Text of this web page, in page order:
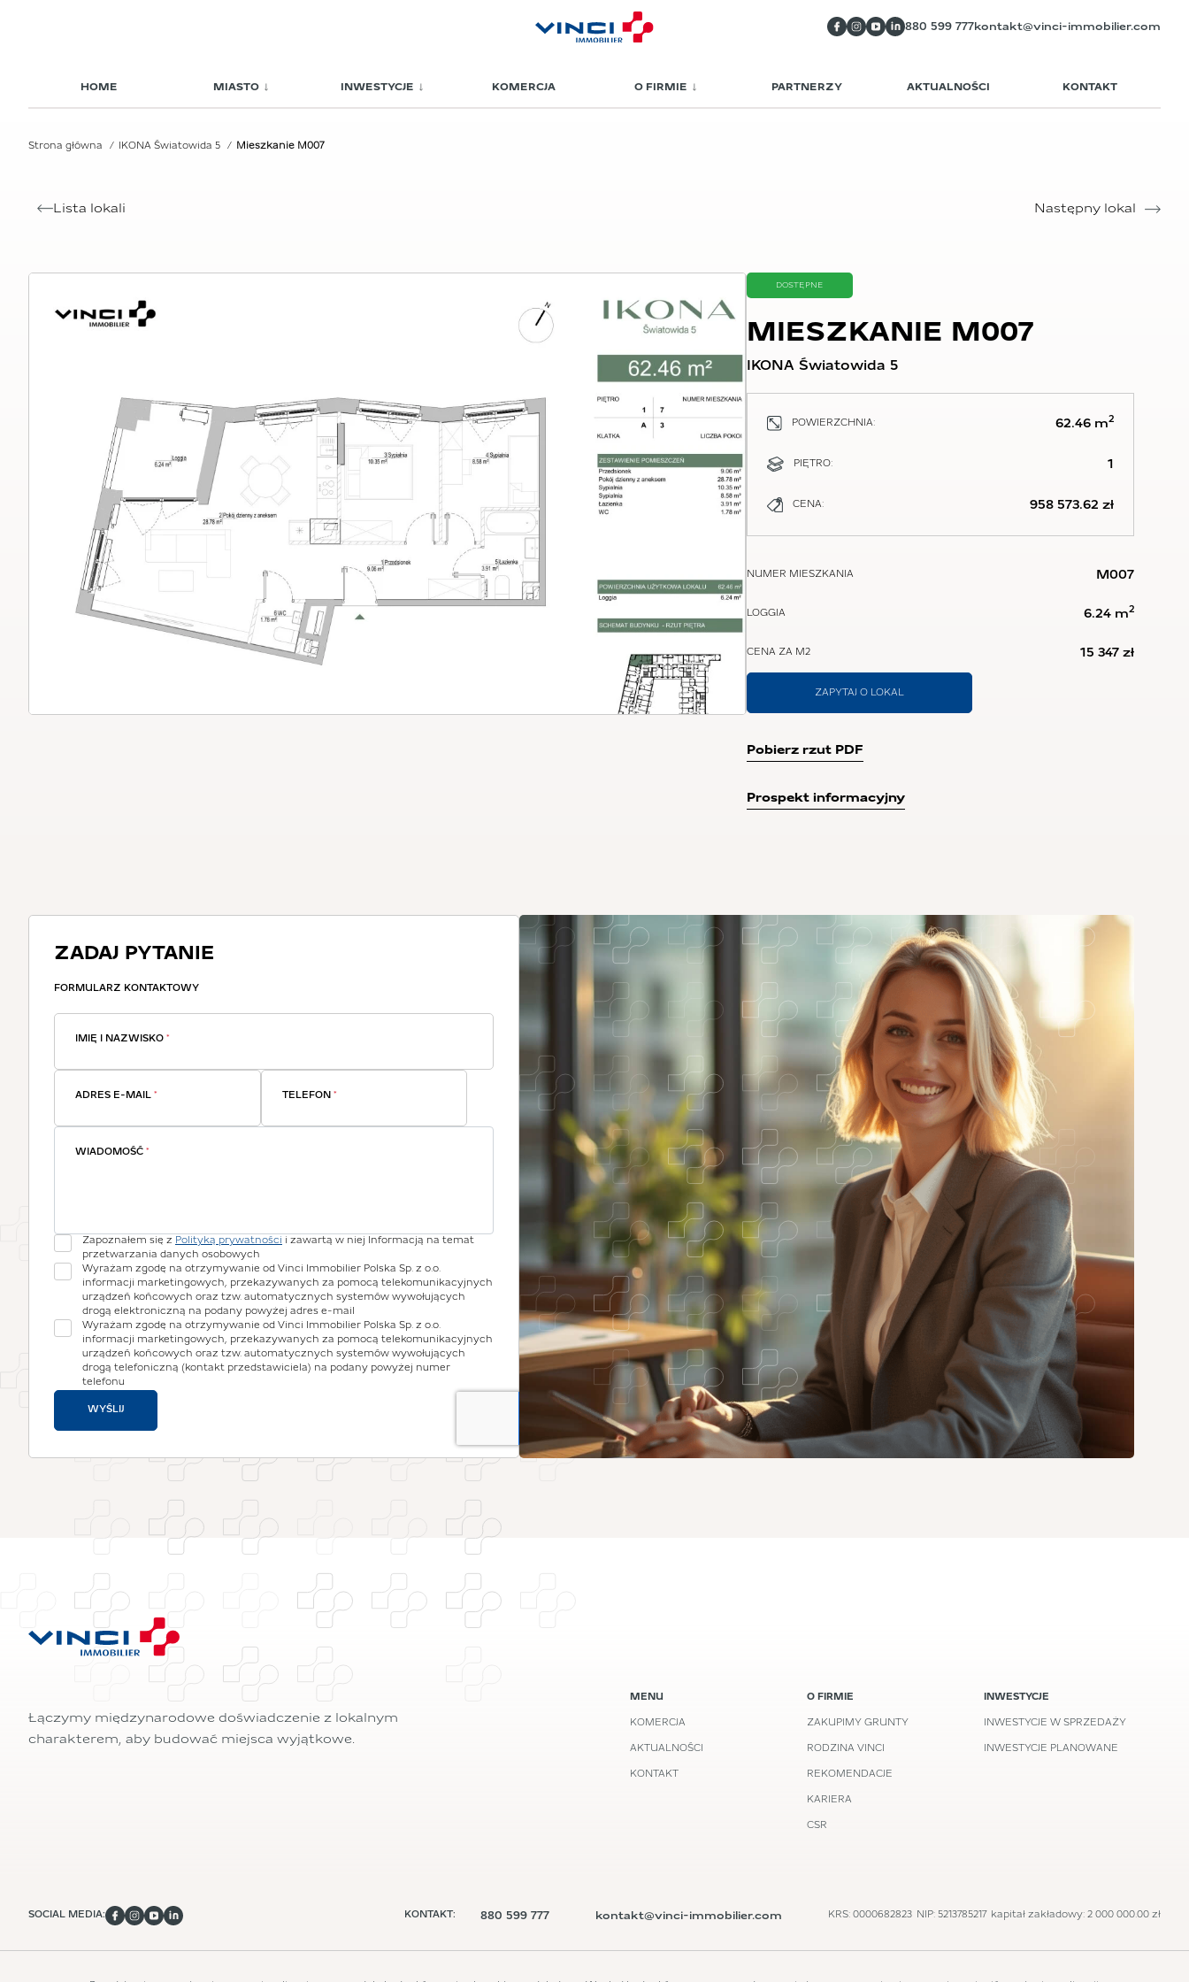
880 599 777kontakt@vinci-immobilier.com
HOME MIASTO INWESTYCJE KOMERCJA O FIRMIE PARTNERZY AKTUALNOŚCI KONTAKT
Strona główna IKONA Światowida 5 Mieszkanie M007
Lista lokali Następny lokal
DOSTĘPNE
MIESZKANIE M007
IKONA Światowida 5
POWIERZCHNIA: 62.46 m2
PIĘTRO: 1
CENA: 958 573.62 zł
NUMER MIESZKANIA M007
LOGGIA 6.24 m2
CENA ZA M2 15 347 zł
ZAPYTAJ O LOKAL
Pobierz rzut PDF
Prospekt informacyjny
ZADAJ PYTANIE
FORMULARZ KONTAKTOWY
IMIĘ I NAZWISKO *
ADRES E-MAIL * TELEFON *
WIADOMOŚĆ *
Zapoznałem się z Polityką prywatności i zawartą w niej Informacją na temat
przetwarzania danych osobowych
Wyrażam zgodę na otrzymywanie od Vinci Immobilier Polska Sp. z o.o.
informacji marketingowych, przekazywanych za pomocą telekomunikacyjnych
urządzeń końcowych oraz tzw. automatycznych systemów wywołujących
drogą elektroniczną na podany powyżej adres e-mail
Wyrażam zgodę na otrzymywanie od Vinci Immobilier Polska Sp. z o.o.
informacji marketingowych, przekazywanych za pomocą telekomunikacyjnych
urządzeń końcowych oraz tzw. automatycznych systemów wywołujących
drogą telefoniczną (kontakt przedstawiciela) na podany powyżej numer
telefonu
WYŚLIJ
Łączymy międzynarodowe doświadczenie z lokalnym
charakterem, aby budować miejsca wyjątkowe.
MENU
KOMERCJA
AKTUALNOŚCI
KONTAKT
O FIRMIE
ZAKUPIMY GRUNTY
RODZINA VINCI
REKOMENDACJE
KARIERA
CSR
INWESTYCJE
INWESTYCJE W SPRZEDAŻY
INWESTYCJE PLANOWANE
SOCIAL MEDIA: KONTAKT: 880 599 777 kontakt@vinci-immobilier.com KRS: 0000682823 NIP: 5213785217 kapitał zakładowy: 2 000 000.00 zł